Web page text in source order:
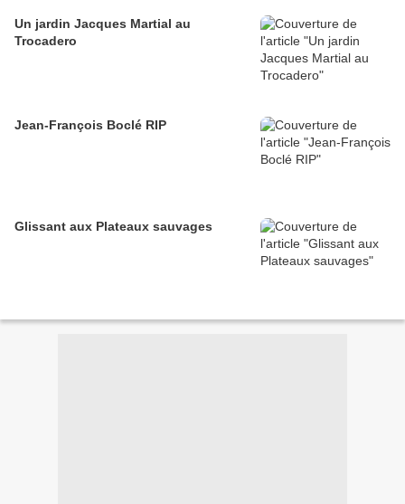
Un jardin Jacques Martial au
Trocadero
Jean-François Boclé RIP
Glissant aux Plateaux sauvages